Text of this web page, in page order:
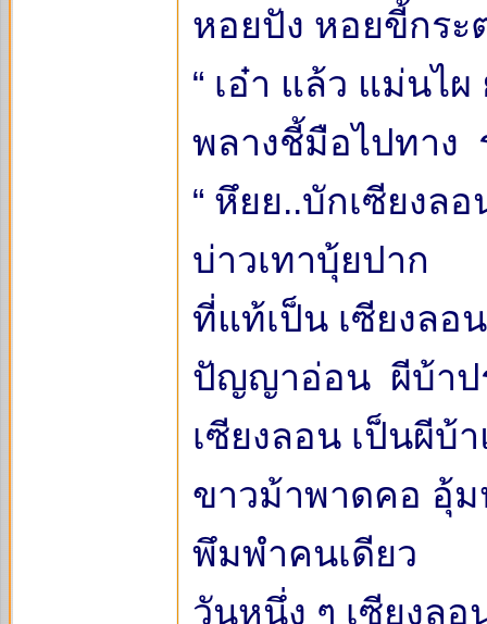
หอยปัง หอยขี้กระ
“ เอ๋า แล้ว แม่นไ
พลางชี้มือไปทาง
“ หึยย..บักเซียงล
บ่าวเทาบุ้ยปาก
ที่แท้เป็น เซียงล
ปัญญาอ่อน ผีบ้า
เซียงลอน เป็นผีบ้
ขาวม้าพาดคอ อุ้
พึมพำคนเดียว
วันหนึ่ง ๆ เซียงล